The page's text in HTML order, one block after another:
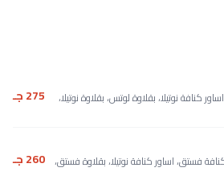
كنافة نوتيلا، بقلاوة لوتس، بقلاوة نوتيلا، 275 جـ
فستق، اساور كنافة نوتيلا، بقلاوة فستق، 260 جـ